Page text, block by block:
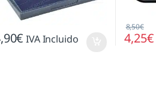
€ IVA Incluido 4,25€
8,50€